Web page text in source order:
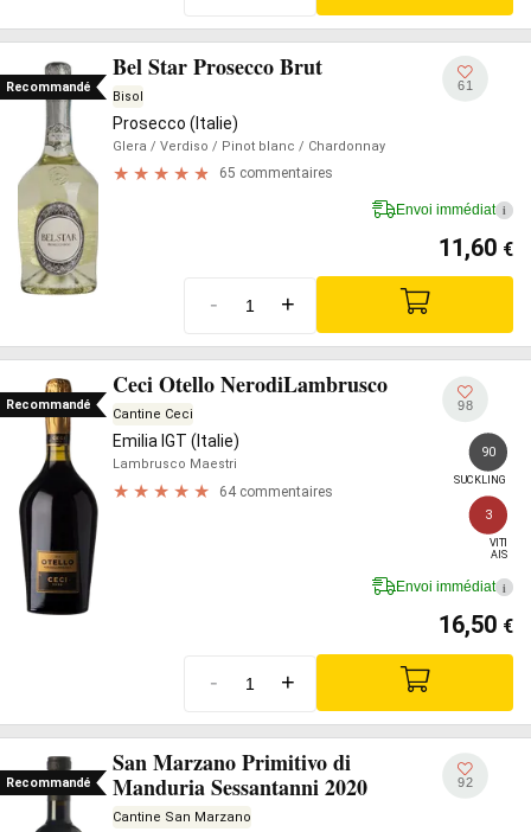
Recommandé
Bel Star Prosecco Brut
Bisol
Prosecco (Italie)
Glera / Verdiso / Pinot blanc / Chardonnay
65 commentaires
61
Envoi immédiat i
11,60 €
- +
Recommandé
Ceci Otello NerodiLambrusco
Cantine Ceci
Emilia IGT (Italie)
Lambrusco Maestri
64 commentaires
98
90
SUCKLING
3
VITI
AIS
Envoi immédiat i
16,50 €
- +
Recommandé
San Marzano Primitivo di
Manduria Sessantanni 2020
Cantine San Marzano
92